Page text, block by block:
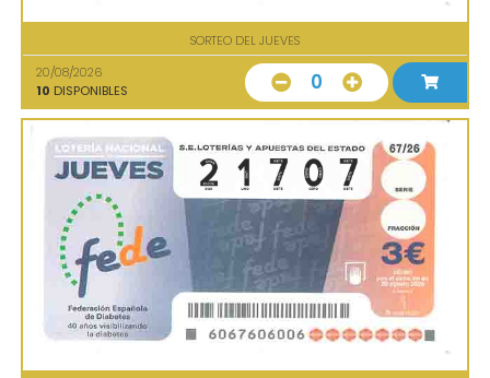
SORTEO DEL JUEVES
20/08/2026
10 DISPONIBLES 0